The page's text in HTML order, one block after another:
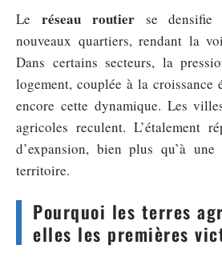
Le réseau routierse densifie
nouveaux quartiers, rendant la
Dans certains secteurs, la
logement, couplée à la croissance
encore cette dynamique. Les
agricoles reculent. L’étalement
d’expansion, bien plus qu’à
territoire.
Pourquoi les terres
elles les premières